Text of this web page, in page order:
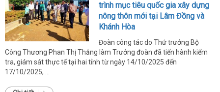
trình mục tiêu quốc gia xây dựng
nông thôn mới tại Lâm Đồng và
Khánh Hòa
Đoàn công tác do Thứ trưởng Bộ
Công Thương Phan Thị Thắng làm Trưởng đoàn đã tiến hành kiểm
tra, giám sát thực tế tại hai tỉnh từ ngày 14/10/2025 đến
17/10/2025, ...